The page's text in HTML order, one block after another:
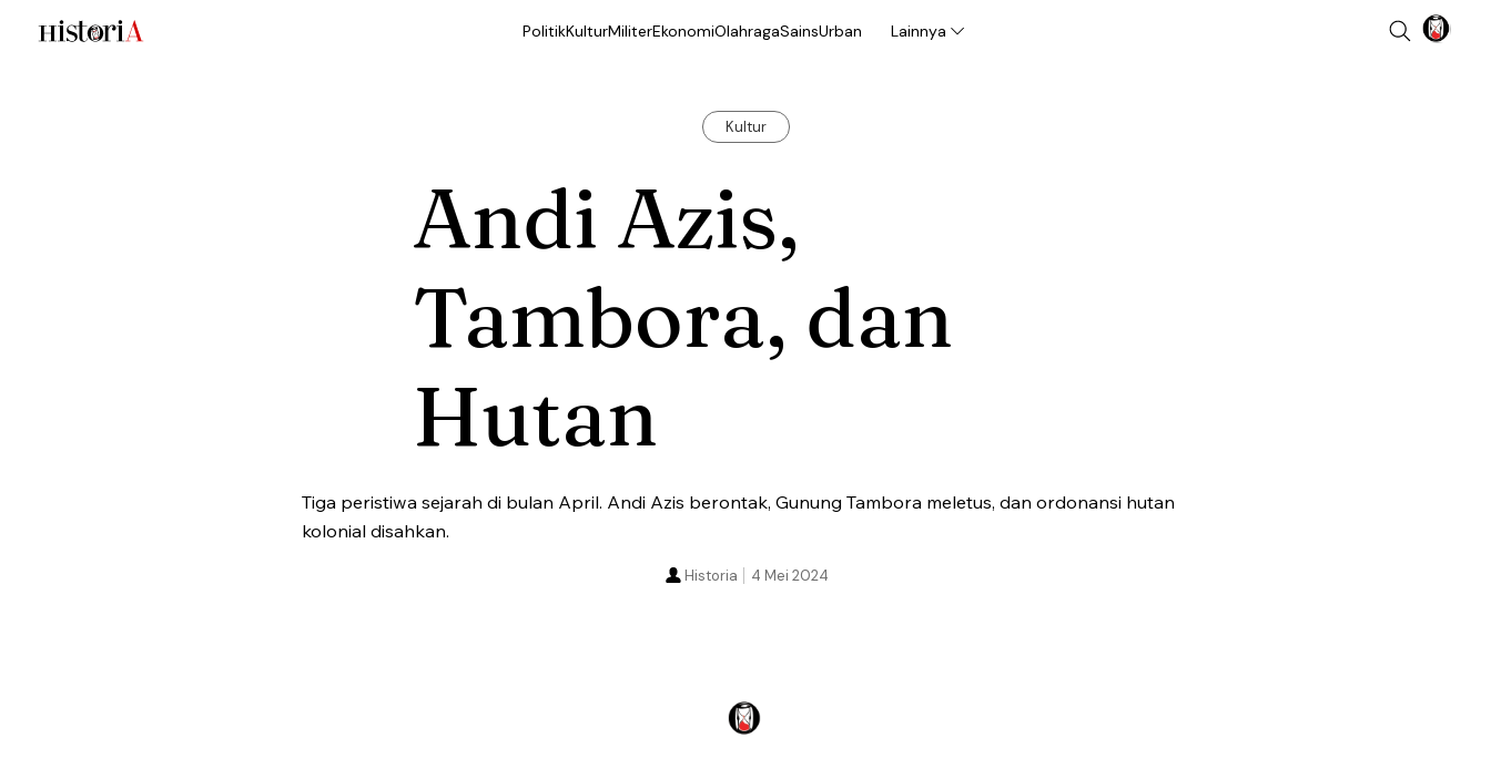
PolitikKulturMiliterEkonomiOlahragaSainsUrban Lainnya
Kultur
Andi Azis,
Tambora, dan
Hutan
Tiga peristiwa sejarah di bulan April. Andi Azis berontak, Gunung Tambora meletus, dan ordonansi hutan
kolonial disahkan.
4 Mei 2024
Historia